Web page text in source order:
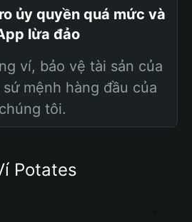
ủy quyền quá mức và
lừa đảo
ví, bảo vệ tài sản của
mệnh hàng đầu của
chúng tôi.
Potates